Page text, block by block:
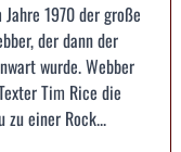
1970 der große
der dann der
wurde. Webber
Tim Rice die
zu einer Rock...